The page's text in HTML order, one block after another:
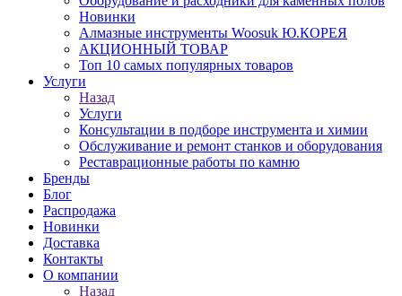
Новинки
Алмазные инструменты Woosuk Ю.КОРЕЯ
АКЦИОННЫЙ ТОВАР
Топ 10 самых популярных товаров
Услуги
Назад
Услуги
Консультации в подборе инструмента и химии
Обслуживание и ремонт станков и оборудования
Реставрационные работы по камню
Бренды
Блог
Распродажа
Новинки
Доставка
Контакты
О компании
Назад